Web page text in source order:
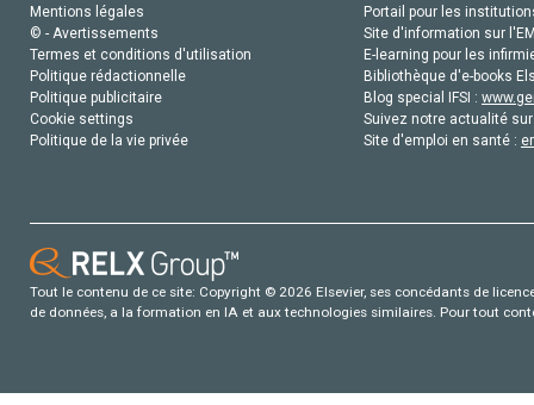
Mentions légales
© - Avertissements
Termes et conditions d'utilisation
Politique rédactionnelle
Politique publicitaire
Cookie settings
Politique de la vie privée
Portail pour les
Site d'information sur
E-learning pour les
Bibliothèque d'e-books
Blog special IFSI :
Suivez notre actualité
Site d'emploi en santé :
Tout le contenu de ce site: Copyright © 2026 Elsevier, ses concédants de
de données, a la formation en IA et aux technologies similaires. Pour tout